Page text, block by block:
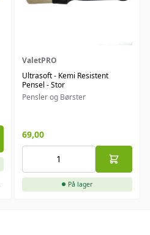
ValetPRO
Ultrasoft - Kemi Resistent
Pensel - Stor
Pensler og Børster
69,00
På lager